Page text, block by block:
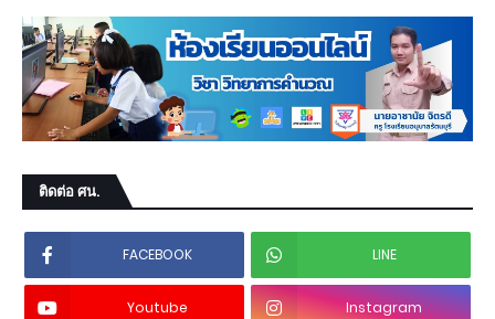
ติดต่อ ศน.
FACEBOOK LINE
Youtube Instagram